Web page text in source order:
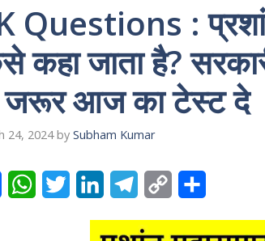
Questions :
कहा जाता है?
जरूर आज का टेस्ट दे
24, 2024 by Subham Kumar
W